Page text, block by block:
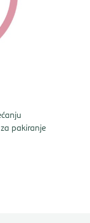
pakiranje